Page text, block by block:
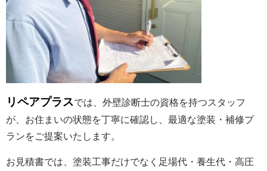
リペアプラスでは、外壁診断士の資格を持つスタッフ
が、お住まいの状態を丁寧に確認し、最適な塗装・補修プ
ランをご提案いたします。
お見積書では、塗装工事だけでなく足場代・養生代・高圧